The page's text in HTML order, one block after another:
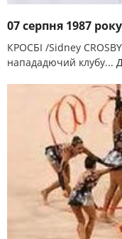
07 серпня 1987
КРОСБІ /Sidney
напададючий клубу...